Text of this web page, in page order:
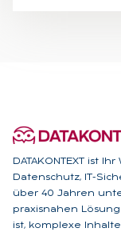
DATAKONTEXT ist
Datenschutz, IT-
über 40 Jahren
praxisnahen
ist, komplexe